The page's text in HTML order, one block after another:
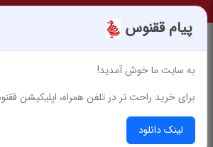
پیام ققنوس
به سایت ما خوش آمدید!
برای خرید راحت تر در تلفن همراه، اپلیکیشن
لینک دانلود